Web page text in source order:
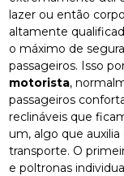
lazer ou então
altamente
o máximo de
passageiros. Isso
motorista,
passageiros
reclináveis que
um, algo que
transporte. O
e poltronas